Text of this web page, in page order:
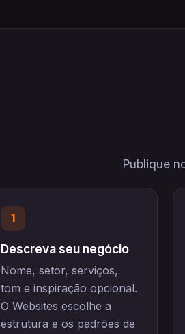
Publique
1
Descreva seu negócio
Nome, setor, serviços,
tom e inspiração opcional.
O Websites escolhe a
estrutura e os padrões de